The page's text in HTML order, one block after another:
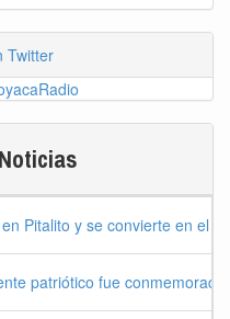
Twitter
Pitalito y se convierte en el
patriótico fue